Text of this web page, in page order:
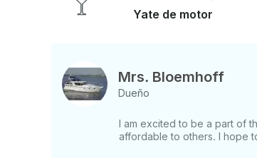
Yate de motor
Mrs. Bloemhoff
Dueño
I am excited to be a part of
affordable to others. I hope